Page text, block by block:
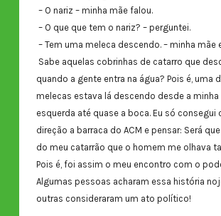
– O nariz – minha mãe falou.
– O que que tem o nariz? – perguntei.
– Tem uma meleca descendo. – minha mãe
Sabe aquelas cobrinhas de catarro que
quando a gente entra na água? Pois é, uma
melecas estava lá descendo desde a minha
esquerda até quase a boca. Eu só consegui
direção a barraca do ACM e pensar: Será
do meu catarrão que o homem me olhava
Pois é, foi assim o meu encontro com o
Algumas pessoas acharam essa história
outras consideraram um ato político!